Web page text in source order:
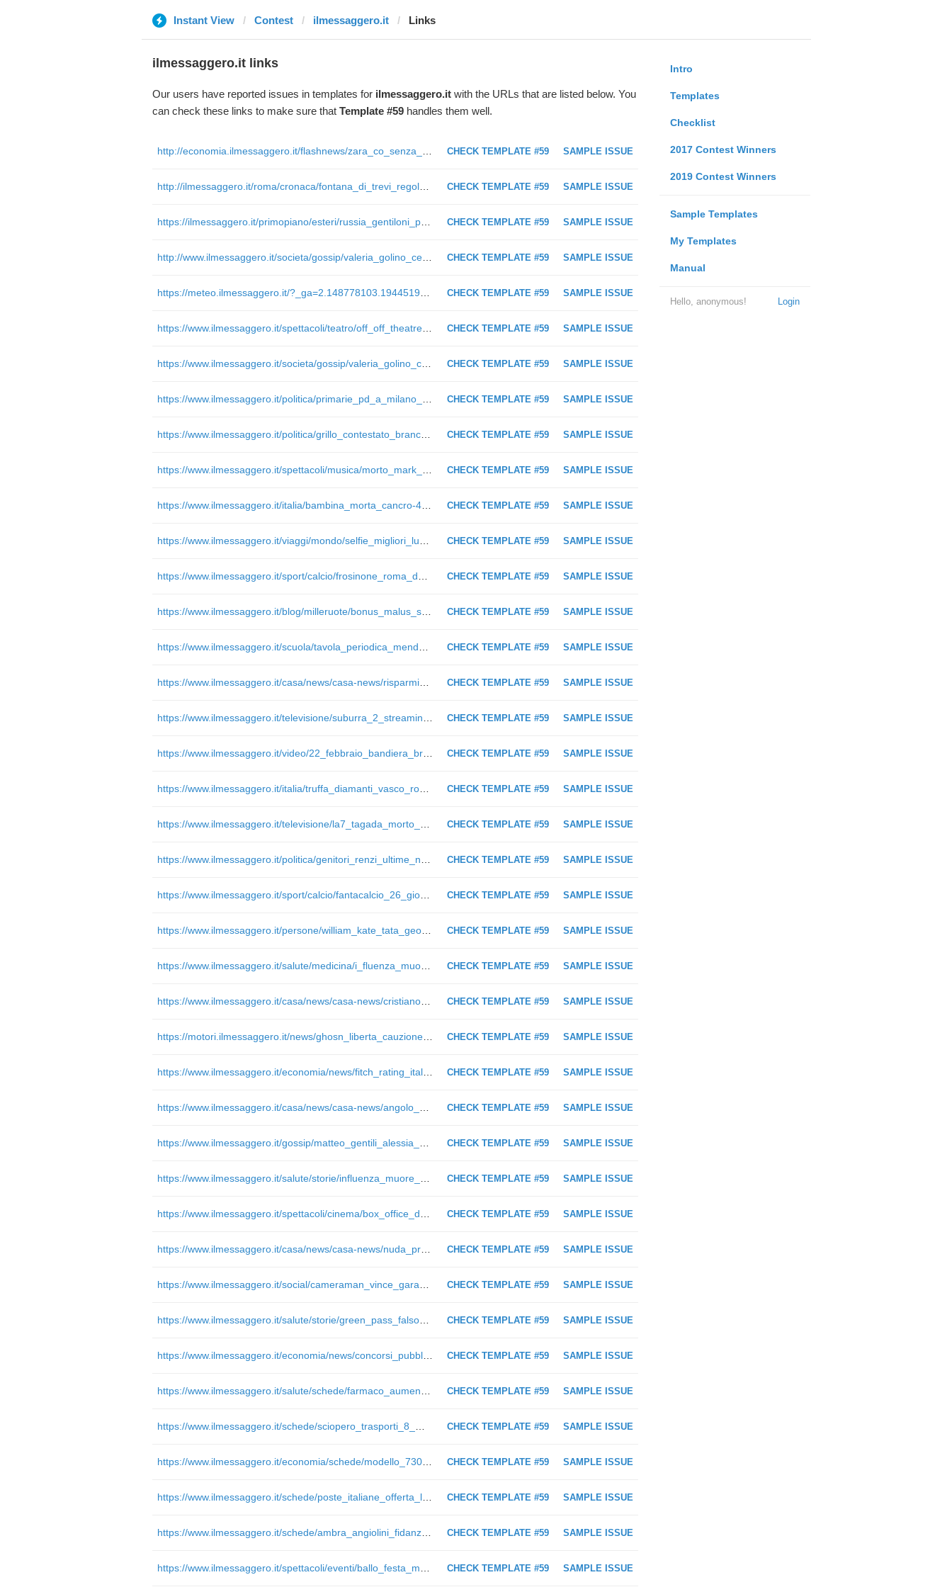
Instant View Contest ilmessaggero.it Links
Intro
Templates
Checklist
2017 Contest Winners
2019 Contest Winners
Sample Templates
My Templates
Manual
Login
Hello, anonymous!
ilmessaggero.it links
Our users have reported issues in templates for ilmessaggero.itwith the URLs that are listed below. You
can check these links to make sure that Template #59handles them well.
CHECK TEMPLATE #59 SAMPLE ISSUE
CHECK TEMPLATE #59 SAMPLE ISSUE
http://ilmessaggero.it/roma/cronaca/fontana_di_trevi_regolare_gli_accessi-2503366.html
CHECK TEMPLATE #59 SAMPLE ISSUE
https://ilmessaggero.it/primopiano/esteri/russia_gentiloni_putin_ue-2445866.html
CHECK TEMPLATE #59 SAMPLE ISSUE
http://www.ilmessaggero.it/societa/gossip/valeria_golino_cena_roma_isabella_ferrari-2578987.html
CHECK TEMPLATE #59 SAMPLE ISSUE
CHECK TEMPLATE #59 SAMPLE ISSUE
https://www.ilmessaggero.it/spettacoli/teatro/off_off_theatre_saurino_poggi_via_giulia-4275011.html
CHECK TEMPLATE #59 SAMPLE ISSUE
https://www.ilmessaggero.it/societa/gossip/valeria_golino_cena_roma_isabella_ferrari-2578987.html
CHECK TEMPLATE #59 SAMPLE ISSUE
CHECK TEMPLATE #59 SAMPLE ISSUE
https://www.ilmessaggero.it/politica/grillo_contestato_brancaccio_roma-4310988.html
CHECK TEMPLATE #59 SAMPLE ISSUE
CHECK TEMPLATE #59 SAMPLE ISSUE
https://www.ilmessaggero.it/italia/bambina_morta_cancro-4319425.html
CHECK TEMPLATE #59 SAMPLE ISSUE
CHECK TEMPLATE #59 SAMPLE ISSUE
CHECK TEMPLATE #59 SAMPLE ISSUE
https://www.ilmessaggero.it/blog/milleruote/bonus_malus_sull_auto_altro_che_ecotassa_e_un_vero_monti_bis-4214830.html
CHECK TEMPLATE #59 SAMPLE ISSUE
CHECK TEMPLATE #59 SAMPLE ISSUE
https://www.ilmessaggero.it/casa/news/casa-news/risparmio_energetico_bonus_c_obbligo_di_comunicazione_enea/4323623.html
CHECK TEMPLATE #59 SAMPLE ISSUE
CHECK TEMPLATE #59 SAMPLE ISSUE
https://www.ilmessaggero.it/video/22_febbraio_bandiera_bruciata_studenti-4313055.html
CHECK TEMPLATE #59 SAMPLE ISSUE
https://www.ilmessaggero.it/italia/truffa_diamanti_vasco_rossi_cosa_e_successo_oggi_ultima_ora-4310865.html
CHECK TEMPLATE #59 SAMPLE ISSUE
CHECK TEMPLATE #59 SAMPLE ISSUE
CHECK TEMPLATE #59 SAMPLE ISSUE
https://www.ilmessaggero.it/sport/calcio/fantacalcio_26_giornata_consigli-4332792.html
CHECK TEMPLATE #59 SAMPLE ISSUE
https://www.ilmessaggero.it/persone/william_kate_tata_george_parola_proibita-4338688.html
CHECK TEMPLATE #59 SAMPLE ISSUE
https://www.ilmessaggero.it/salute/medicina/i_fluenza_muore_donna_suina_19_febbraio_2019-4310428.html
CHECK TEMPLATE #59 SAMPLE ISSUE
https://www.ilmessaggero.it/casa/news/casa-news/cristiano_ronaldo_juventus_vende_villa_manchester/4204851.html
CHECK TEMPLATE #59 SAMPLE ISSUE
https://motori.ilmessaggero.it/news/ghosn_liberta_cauzione_ex_capo_nissan_detenzione-4344068.html
CHECK TEMPLATE #59 SAMPLE ISSUE
https://www.ilmessaggero.it/economia/news/fitch_rating_italia_bbb_outlook_negativo-4318012.html
CHECK TEMPLATE #59 SAMPLE ISSUE
CHECK TEMPLATE #59 SAMPLE ISSUE
CHECK TEMPLATE #59 SAMPLE ISSUE
CHECK TEMPLATE #59 SAMPLE ISSUE
CHECK TEMPLATE #59 SAMPLE ISSUE
https://www.ilmessaggero.it/casa/news/casa-news/nuda_proprieta_come_funziona_conviene/4345912.html
CHECK TEMPLATE #59 SAMPLE ISSUE
CHECK TEMPLATE #59 SAMPLE ISSUE
https://www.ilmessaggero.it/salute/storie/green_pass_falso_telegram_gruppo_truffa_ultime_notizie-6097972.html
CHECK TEMPLATE #59 SAMPLE ISSUE
https://www.ilmessaggero.it/economia/news/concorsi_pubblici_statali_flop_rinunce_lavoro_cosa_sappiamo-7237582.html
CHECK TEMPLATE #59 SAMPLE ISSUE
CHECK TEMPLATE #59 SAMPLE ISSUE
CHECK TEMPLATE #59 SAMPLE ISSUE
https://www.ilmessaggero.it/economia/schede/modello_730_precompilato_cosa_sapere_errori_da_evitare_dichiarazione_redditi-8089159.html
CHECK TEMPLATE #59 SAMPLE ISSUE
https://www.ilmessaggero.it/schede/poste_italiane_offerta_lavoro_consulente_finanziario_contratto_requisiti-8667006.html
CHECK TEMPLATE #59 SAMPLE ISSUE
https://www.ilmessaggero.it/schede/ambra_angiolini_fidanzato_pico_cibelli-9464352.html
CHECK TEMPLATE #59 SAMPLE ISSUE